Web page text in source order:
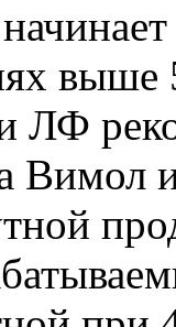
выше
ЛФ
Вимол